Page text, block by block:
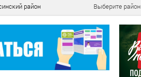
район Выберите район